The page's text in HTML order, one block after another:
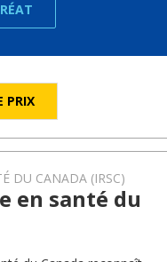
PRIX
DU CANADA (IRSC)
en santé du